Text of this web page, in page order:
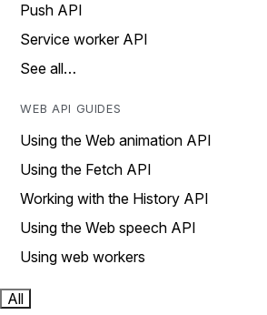
Push API
Service worker API
See all…
WEB API GUIDES
Using the Web animation API
Using the Fetch API
Working with the History API
Using the Web speech API
Using web workers
All